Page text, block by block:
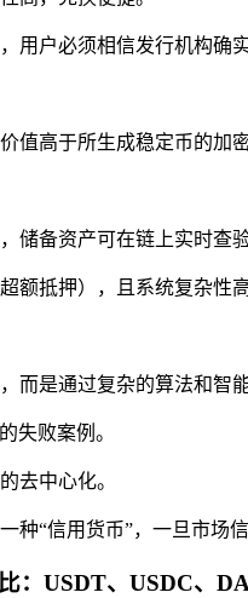
用户必须相信发行机构确
值高于所生成稳定币的加
储备资产可在链上实时查验
额抵押），且系统复杂性
而是通过复杂的算法和智
失败案例。
去中心化。
种“信用货币”，一旦市场
：USDT、USDC、